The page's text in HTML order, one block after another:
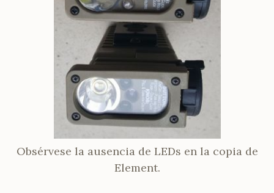
Obsérvese la ausencia de LEDs en la copia de
Element.